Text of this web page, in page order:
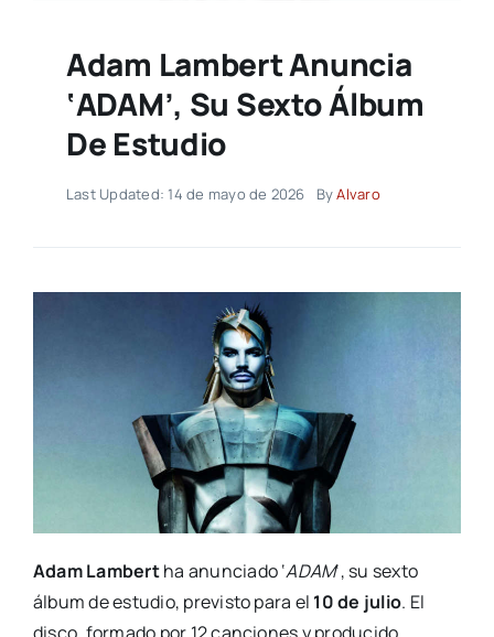
Adam Lambert Anuncia
‘ADAM’, Su Sexto Álbum
De Estudio
Last Updated: 14 de mayo de 2026 ByAlvaro
Adam Lambertha anunciado ‘ADAM‘, su sexto
álbum de estudio, previsto para el 10 de julio. El